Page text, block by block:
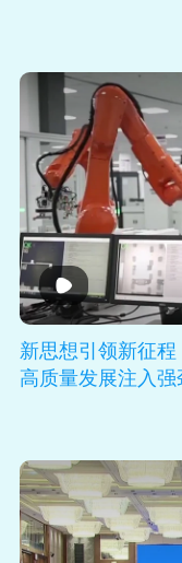
新思想引领新征程
高质量发展注入强